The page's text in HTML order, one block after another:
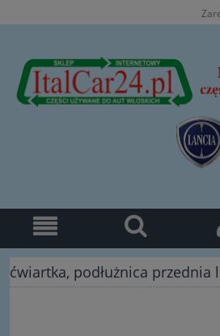
ćwiartka, podłużnica przednia